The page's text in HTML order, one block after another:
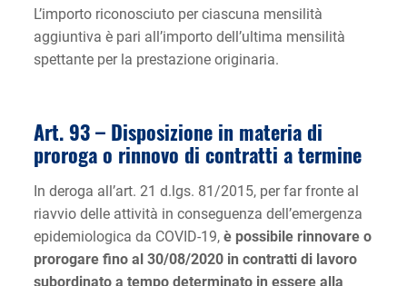
L’importo riconosciuto per ciascuna mensilità
aggiuntiva è pari all’importo dell’ultima mensilità
spettante per la prestazione originaria.
Art. 93 – Disposizione in materia di
proroga o rinnovo di contratti a termine
In deroga all’art. 21 d.lgs. 81/2015, per far fronte al
riavvio delle attività in conseguenza dell’emergenza
epidemiologica da COVID-19, è possibile rinnovare o
prorogare fino al 30/08/2020 in contratti di lavoro
subordinato a tempo determinato in essere alla